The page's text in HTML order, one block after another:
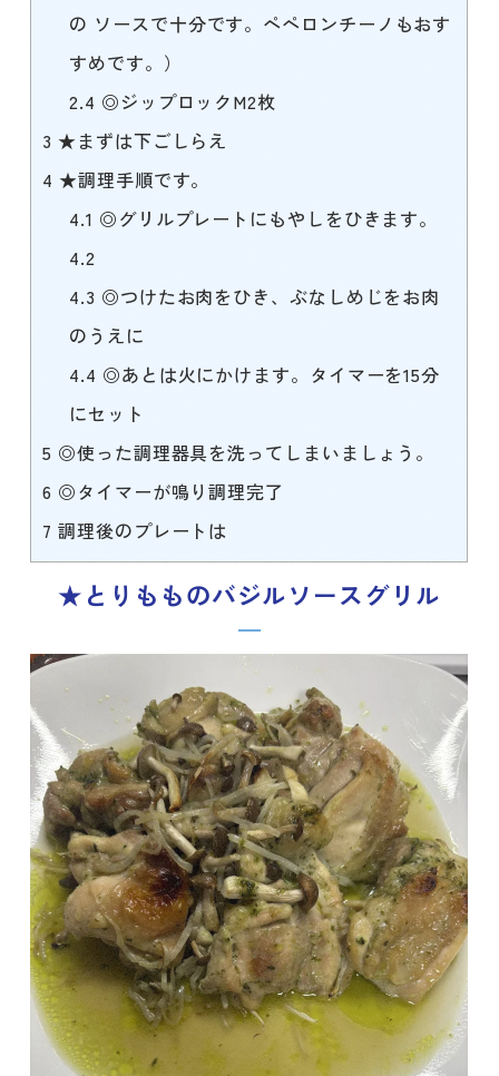
の ソースで十分です。ペペロンチーノもおす
すめです。）
2.4 ◎ジップロックM2枚
3 ★まずは下ごしらえ
4 ★調理手順です。
4.1 ◎グリルプレートにもやしをひきます。
4.2
4.3 ◎つけたお肉をひき、ぶなしめじをお肉
のうえに
4.4 ◎あとは火にかけます。タイマーを15分
にセット
5 ◎使った調理器具を洗ってしまいましょう。
6 ◎タイマーが鳴り調理完了
7 調理後のプレートは
★とりもものバジルソースグリル